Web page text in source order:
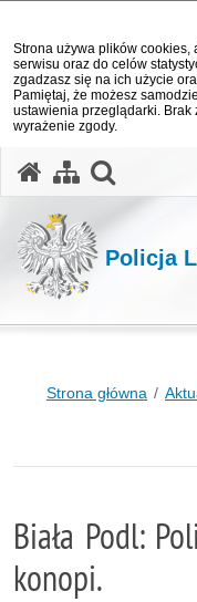
Strona używa plików cookies,
serwisu oraz do celów
zgadzasz się na ich użycie
Pamiętaj, że możesz
ustawienia przeglądarki.
wyrażenie zgody.
Policja
Strona główna
Biała Podl:
konopi.